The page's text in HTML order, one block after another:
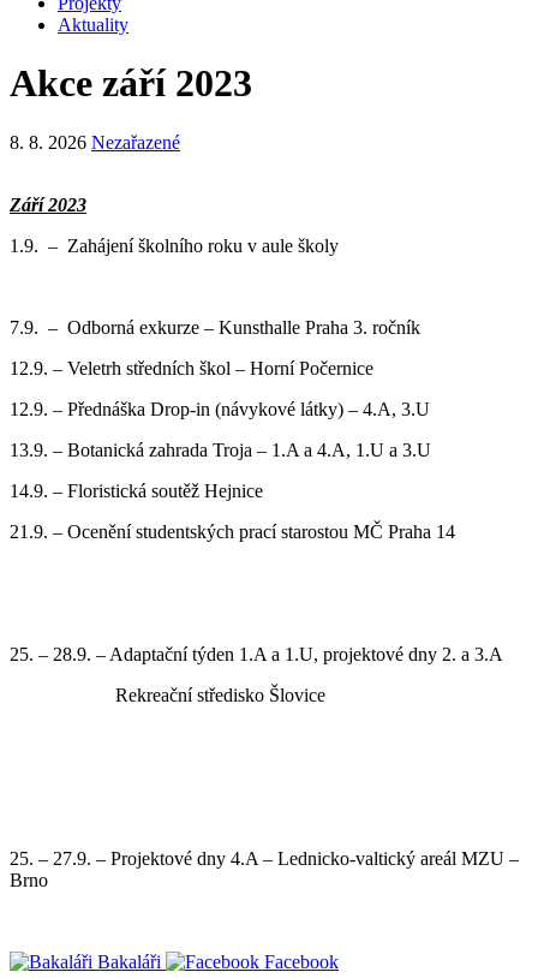
Aktuality
Akce září 2023
8. 8. 2026 Nezařazené
Září 2023
1.9. – Zahájení školního roku v aule školy
7.9. – Odborná exkurze – Kunsthalle Praha 3. ročník
12.9. – Veletrh středních škol – Horní Počernice
12.9. – Přednáška Drop-in (návykové látky) – 4.A, 3.U
13.9. – Botanická zahrada Troja – 1.A a 4.A, 1.U a 3.U
14.9. – Floristická soutěž Hejnice
21.9. – Ocenění studentských prací starostou MČ Praha 14
25. – 28.9. – Adaptační týden 1.A a 1.U, projektové dny 2. a 3.A
Rekreační středisko Šlovice
25. – 27.9. – Projektové dny 4.A – Lednicko-valtický areál MZU –
Brno
Bakaláři
Facebook